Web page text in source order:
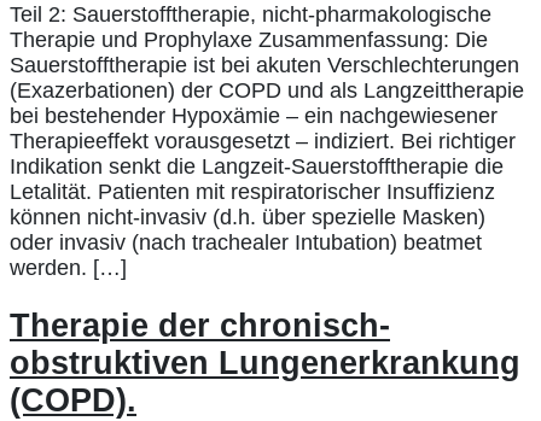
Teil 2: Sauerstofftherapie, nicht-pharmakologische
Therapie und Prophylaxe Zusammenfassung: Die
Sauerstofftherapie ist bei akuten Verschlechterungen
(Exazerbationen) der COPD und als Langzeittherapie
bei bestehender Hypoxämie – ein nachgewiesener
Therapieeffekt vorausgesetzt – indiziert. Bei richtiger
Indikation senkt die Langzeit-Sauerstofftherapie die
Letalität. Patienten mit respiratorischer Insuffizienz
können nicht-invasiv (d.h. über spezielle Masken)
oder invasiv (nach trachealer Intubation) beatmet
werden. […]
Therapie der chronisch-
obstruktiven Lungenerkrankung
(COPD).